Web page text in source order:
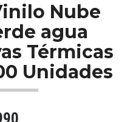
Nube
agua
Térmicas
Unidades